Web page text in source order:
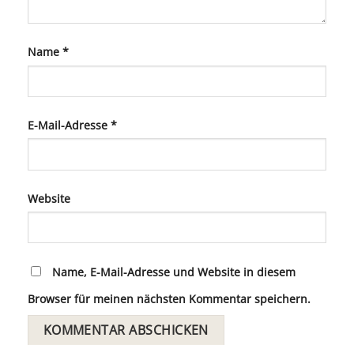
Name *
E-Mail-Adresse *
Website
Name, E-Mail-Adresse und Website in diesem
Browser für meinen nächsten Kommentar speichern.